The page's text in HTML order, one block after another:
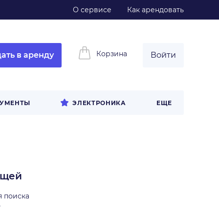
О сервисе Как арендовать
в аренду Корзина Войти
ЭЛЕКТРОНИКА ЕЩЕ
поиска